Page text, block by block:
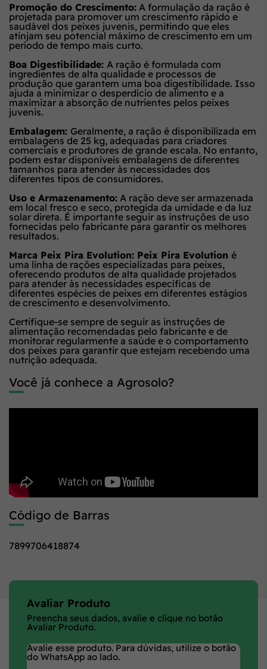
Promoção do Crescimento: A formulação da ração é
projetada para promover um crescimento rápido e
saudável dos peixes juvenis, permitindo que eles
atinjam seu potencial máximo de crescimento em um
período de tempo mais curto.
Boa Digestibilidade: A ração é formulada com
ingredientes de alta qualidade e processos de
produção que garantem uma boa digestibilidade. Isso
ajuda a minimizar o desperdício de alimento e a
maximizar a absorção de nutrientes pelos peixes
juvenis.
Embalagem: Geralmente, a ração é disponibilizada em
embalagens de 25 kg, adequadas para criadores
comerciais e produtores de grande escala. No entanto,
podem estar disponíveis embalagens de diferentes
tamanhos para atender às necessidades dos
diferentes tipos de consumidores.
Uso e Armazenamento: A ração deve ser armazenada
em local fresco e seco, protegida da umidade e da luz
solar direta. É importante seguir as instruções de uso
fornecidas pelo fabricante para garantir os melhores
resultados.
Marca Peix Pira Evolution: Peix Pira Evolution é
uma linha de rações especializadas para peixes,
oferecendo produtos de alta qualidade projetados
para atender às necessidades específicas de
diferentes espécies de peixes em diferentes estágios
de crescimento e desenvolvimento.
Certifique-se sempre de seguir as instruções de
alimentação recomendadas pelo fabricante e de
monitorar regularmente a saúde e o comportamento
dos peixes para garantir que estejam recebendo uma
nutrição adequada.
Você já conhece a Agrosolo?
Código de Barras
7899706418874
Avaliar Produto
Preencha seus dados, avalie e clique no botão
Avaliar Produto.